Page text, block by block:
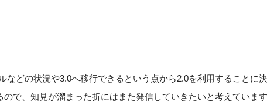
などの状況や3.0へ移行できるという点から2.0を利用することに
で、知見が溜まった折にはまた発信していきたいと考えています